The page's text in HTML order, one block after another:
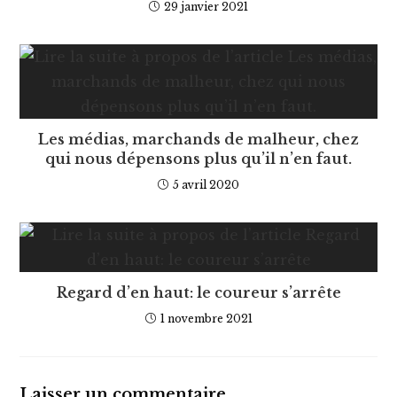
29 janvier 2021
Les médias, marchands de malheur, chez
qui nous dépensons plus qu’il n’en faut.
5 avril 2020
Regard d’en haut: le coureur s’arrête
1 novembre 2021